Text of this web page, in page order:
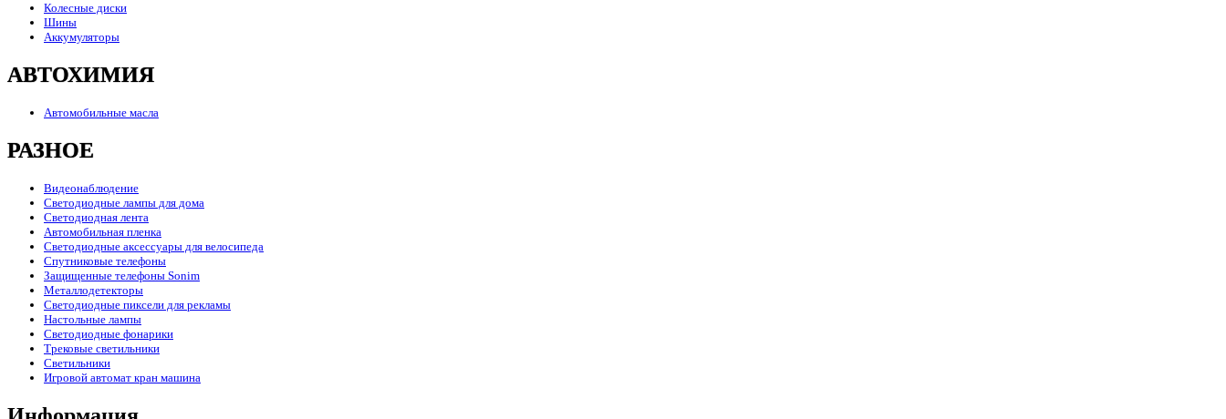
Колесные диски
Шины
Аккумуляторы
АВТОХИМИЯ
Автомобильные масла
РАЗНОЕ
Видеонаблюдение
Светодиодные лампы для дома
Светодиодная лента
Автомобильная пленка
Светодиодные аксессуары для велосипеда
Спутниковые телефоны
Защищенные телефоны Sonim
Металлодетекторы
Светодиодные пиксели для рекламы
Настольные лампы
Светодиодные фонарики
Трековые светильники
Светильники
Игровой автомат кран машина